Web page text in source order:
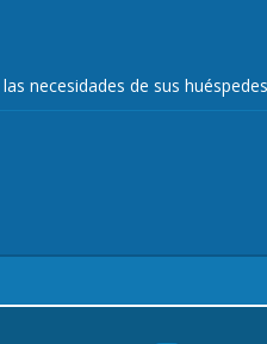
necesidades de sus